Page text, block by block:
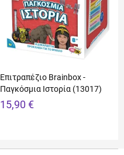
Επιτραπέζιο Brainbox -
Παγκόσμια Ιστορία (13017)
15,90 €